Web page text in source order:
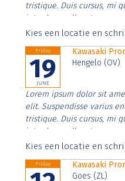
tristique. Duis cursus, mi
interdum nulla, ut
Aenean faucibus nibh et
Kies een locatie en
Friday
19
JUNE
Kawasaki
Hengelo (OV)
Lorem ipsum dolor sit
elit. Suspendisse varius
tristique. Duis cursus, mi
interdum nulla, ut
Aenean faucibus nibh et
Kies een locatie en
Friday
Kawasaki
Goes (ZL)